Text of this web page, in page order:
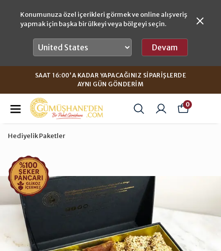
Konumunuza özel içerikleri görmek ve online alışveriş
yapmak için başka bir ülkeyi veya bölgeyi seçin.
Devam
SAAT 16:00'A KADAR YAPACAĞINIZ SIPARIŞLERDE
AYNI GÜN GÖNDERIM
0
Hediyelik Paketler